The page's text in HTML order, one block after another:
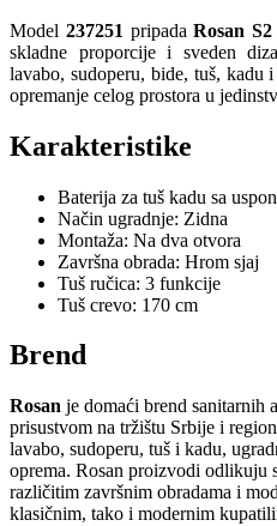
Model 237251 pripadaRosan S2
skladne proporcije i sveden
lavabo, sudoperu, bide, tuš, kadu
opremanje celog prostora u
Karakteristike
Baterija za tuš kadu sa
Način ugradnje: Zidna
Montaža: Na dva otvora
Završna obrada: Hrom sjaj
Tuš ručica: 3 funkcije
Tuš crevo: 170 cm
Brend
Rosan je domaći brend sanitarnih
prisustvom na tržištu Srbije i
lavabo, sudoperu, tuš i kadu,
oprema. Rosan proizvodi odlikuju
različitim završnim obradama i
klasičnim, tako i modernim